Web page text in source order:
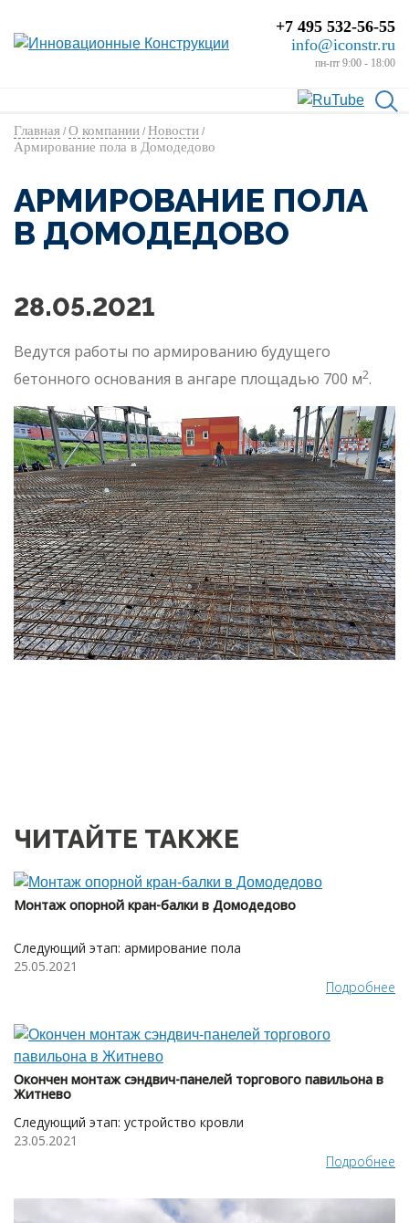
+7 495 532-56-55
info@iconstr.ru
пн-пт 9:00 - 18:00
Главная / О компании / Новости /
Армирование пола в Домодедово
АРМИРОВАНИЕ ПОЛА
В ДОМОДЕДОВО
28.05.2021
Ведутся работы по армированию будущего
бетонного основания в ангаре площадью 700 м2.
ЧИТАЙТЕ ТАКЖЕ
Монтаж опорной кран-балки в Домодедово
Следующий этап: армирование пола
25.05.2021
Подробнее
Окончен монтаж сэндвич-панелей торгового павильона в
Житнево
Следующий этап: устройство кровли
23.05.2021
Подробнее